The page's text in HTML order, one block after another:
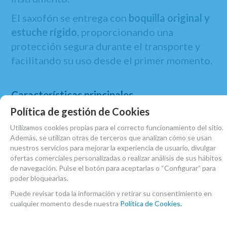
El saxofón se entrega con boquilla original y
estuche rígido, proporcionando una
protección segura durante el transporte y
facilitando su uso desde el primer momento.
Características principales
Afinación en Sib.
Acabado lacado.
Cuerpo recto de una sola pieza (tudel
soldado).
Llave de Fa# agudo.
Sistema Si/Do# articulados.
Zapatillas de cuero Pisoni de alta
Política de gestión de Cookies
Utilizamos cookies propias para el correcto funcionamiento del sitio.
Además, se utilizan otras de terceros que analizan cómo se usan
nuestros servicios para mejorar la experiencia de usuario, divulgar
ofertas comerciales personalizadas o realizar análisis de sus hábitos
de navegación. Pulse el botón para aceptarlas o “Configurar” para
poder bloquearlas.
Puede revisar toda la información y retirar su consentimiento en
cualquier momento desde nuestra Política de Cookies.